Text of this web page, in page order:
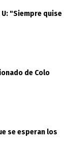
U: "Siempre quise
de Colo
se esperan los